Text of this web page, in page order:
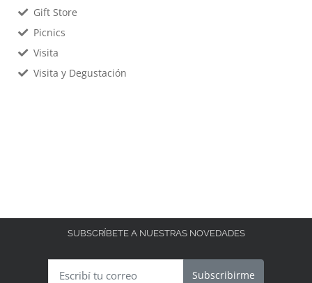
Gift Store
Picnics
Visita
Visita y Degustación
SUBSCRÍBETE A NUESTRAS NOVEDADES
Subscribirme